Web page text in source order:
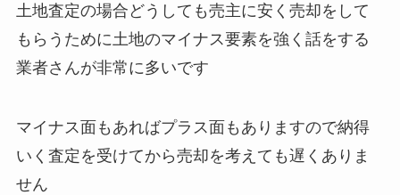
土地査定の場合どうしても売主に安く売却をして
もらうために土地のマイナス要素を強く話をする
業者さんが非常に多いです
マイナス面もあればプラス面もありますので納得
いく査定を受けてから売却を考えても遅くありま
せん